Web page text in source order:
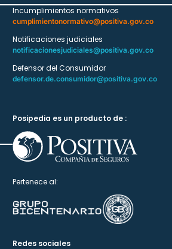
Incumplimientos normativos
cumplimientonormativo@positiva.gov.co
Notificaciones judiciales
notificacionesjudiciales@positiva.gov.co
Defensor del Consumidor
defensor.de.consumidor@positiva.gov.co
Posipedia es un producto de :
Pertenece al:
Redes sociales